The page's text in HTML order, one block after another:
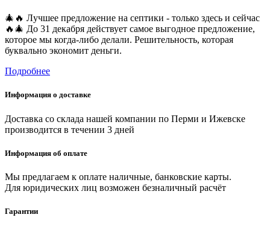
🎄🔥 Лучшее предложение на септики - только здесь и сейчас
🔥🎄 До 31 декабря действует самое выгодное предложение,
которое мы когда-либо делали. Решительность, которая
буквально экономит деньги.
Подробнее
Информация о доставке
Доставка со склада нашей компании по Перми и Ижевске
производится в течении 3 дней
Информация об оплате
Мы предлагаем к оплате наличные, банковские карты.
Для юридических лиц возможен безналичный расчёт
Гарантии